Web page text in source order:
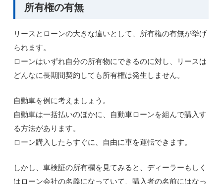
所有権の有無
リースとローンの大きな違いとして、所有権の有無が挙げ
られます。
ローンはいずれ自分の所有物にできるのに対し、リースは
どんなに長期間契約しても所有権は発生しません。
自動車を例に考えましょう。
自動車は一括払いのほかに、自動車ローンを組んで購入す
る方法があります。
ローン購入したらすぐに、自由に車を運転できます。
しかし、車検証の所有欄を見てみると、ディーラーもしく
はローン会社の名義になっていて、購入者の名前にはなっ